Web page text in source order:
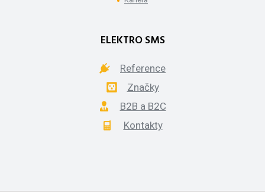
ELEKTRO SMS
Reference
Značky
B2B a B2C
Kontakty